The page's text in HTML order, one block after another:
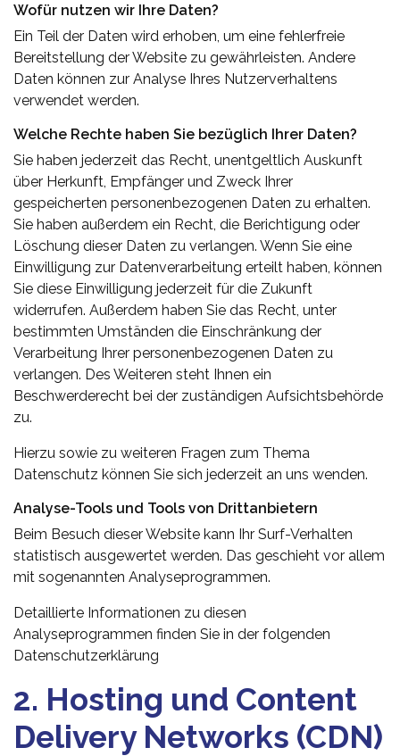
Wofür nutzen wir Ihre Daten?
Ein Teil der Daten wird erhoben, um eine fehlerfreie
Bereitstellung der Website zu gewährleisten. Andere
Daten können zur Analyse Ihres Nutzerverhaltens
verwendet werden.
Welche Rechte haben Sie bezüglich Ihrer Daten?
Sie haben jederzeit das Recht, unentgeltlich Auskunft
über Herkunft, Empfänger und Zweck Ihrer
gespeicherten personenbezogenen Daten zu erhalten.
Sie haben außerdem ein Recht, die Berichtigung oder
Löschung dieser Daten zu verlangen. Wenn Sie eine
Einwilligung zur Datenverarbeitung erteilt haben, können
Sie diese Einwilligung jederzeit für die Zukunft
widerrufen. Außerdem haben Sie das Recht, unter
bestimmten Umständen die Einschränkung der
Verarbeitung Ihrer personenbezogenen Daten zu
verlangen. Des Weiteren steht Ihnen ein
Beschwerderecht bei der zuständigen Aufsichtsbehörde
zu.
Hierzu sowie zu weiteren Fragen zum Thema
Datenschutz können Sie sich jederzeit an uns wenden.
Analyse-Tools und Tools von Dritt­anbietern
Beim Besuch dieser Website kann Ihr Surf-Verhalten
statistisch ausgewertet werden. Das geschieht vor allem
mit sogenannten Analyseprogrammen.
Detaillierte Informationen zu diesen
Analyseprogrammen finden Sie in der folgenden
Datenschutzerklärung
2. Hosting und Content
Delivery Networks (CDN)